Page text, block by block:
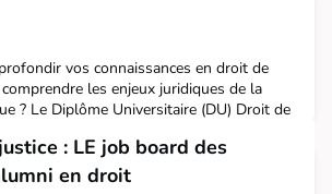
vos connaissances en droit de
les enjeux juridiques de la
? Le Diplôme Universitaire (DU) Droit de
notre vidéo de présentation et
: Que vous soyez étudiant,
: LE job board des
en droit